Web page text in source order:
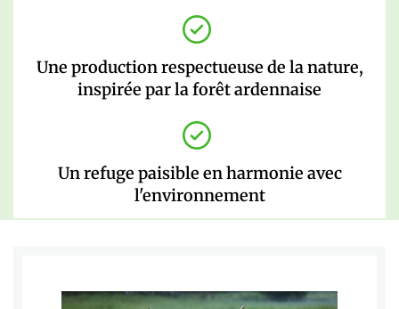
Une production respectueuse de la nature,
inspirée par la forêt ardennaise
Un refuge paisible en harmonie avec
l'environnement